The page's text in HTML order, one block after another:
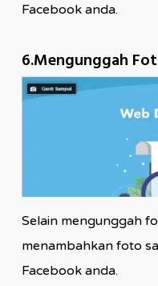
Facebook anda.
6.Mengunggah
Selain mengunggah
menambahkan foto
Facebook anda.